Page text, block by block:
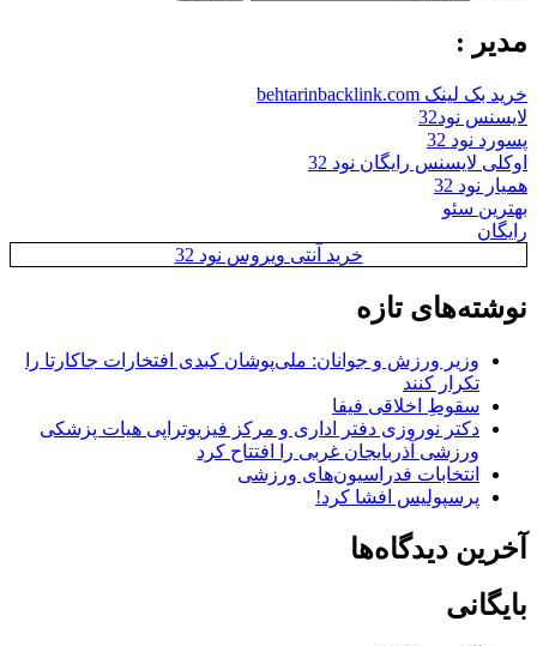
مدیر :
خرید بک لینک behtarinbacklink.com
لایسنس نود32
پسورد نود 32
اوکلی لایسنس رایگان نود 32
همیار نود 32
بهترین سئو
رایگان
خرید آنتی ویروس نود 32
نوشته‌های تازه
وزیر ورزش و جوانان: ملی‌پوشان کبدی افتخارات جاکارتا را
تکرار کنند
سقوطِ اخلاقی فیفا
دکتر نوروزی دفتر اداری و مرکز فیزیوتراپی هیات پزشکی
ورزشی آذربایجان غربی را افتتاح کرد
انتخابات فدراسیون‌های ورزشی
پرسپولیس افشا کرد!
آخرین دیدگاه‌ها
بایگانی